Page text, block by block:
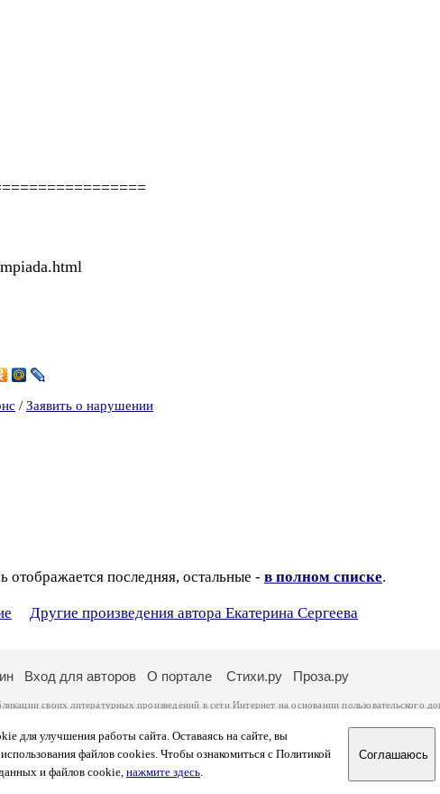
/ Заявить о нарушении
отображается последняя, остальные - в полном списке.
Другие произведения автора Екатерина Сергеева
для улучшения работы сайта. Оставаясь на сайте, вы
файлов cookies. Чтобы ознакомиться с Политикой
и файлов cookie, нажмите здесь.
Соглашаюсь
Вход для авторов О портале Стихи.ру Проза.ру
своих литературных произведений в сети Интернет на основаниипользовательского
Перепечатка произведений возможна только с согласия его автора, к которому вы можете
на основании
законодательства Российской Федерации.
. Вы также можете посмотреть более подробнуюинформацию о портале связаться с
которые в общей сумме просматривают более полумиллиона страниц по данным
две цифры: количество просмотров и количество посетителей.